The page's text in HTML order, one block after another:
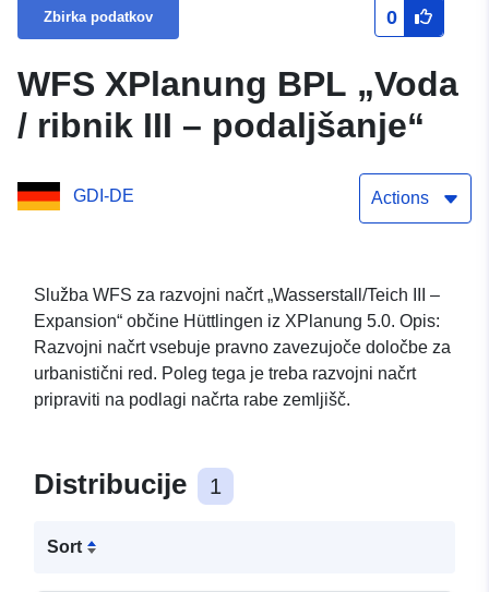
Zbirka podatkov 0
WFS XPlanung BPL „Voda
/ ribnik III – podaljšanje“
GDI-DE Actions
Služba WFS za razvojni načrt „Wasserstall/Teich III –
Expansion“ občine Hüttlingen iz XPlanung 5.0. Opis:
Razvojni načrt vsebuje pravno zavezujoče določbe za
urbanistični red. Poleg tega je treba razvojni načrt
pripraviti na podlagi načrta rabe zemljišč.
Distribucije 1
Sort